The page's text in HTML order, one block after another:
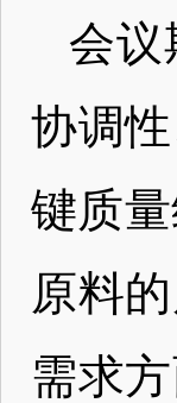
会议
协调
键质
原料
需求